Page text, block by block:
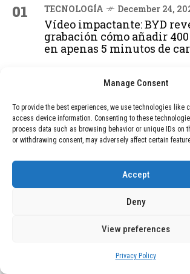
Manage Consent
To provide the best experiences, we use technologies like
access device information. Consenting to these
process data such as browsing behavior or unique IDs on
or withdrawing consent, may adversely affect certain
Accept
Deny
View preferences
Privacy Policy
01 TECNOLOGÍA December 24,
Vídeo impactante: BYD
grabación cómo añadir
en apenas 5 minutos de
February 9, 2026
Motor de 800 W, rango de
ruedas todo terreno: este
solo 300 euros y
adquisición
03 BLOG December 24, 2025
GAME se Une a la Oferta de